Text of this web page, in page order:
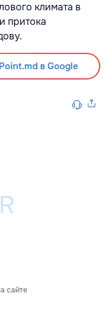
климата в
притока
в Google
сайте